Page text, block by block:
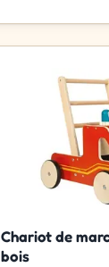
Chariot de
bois